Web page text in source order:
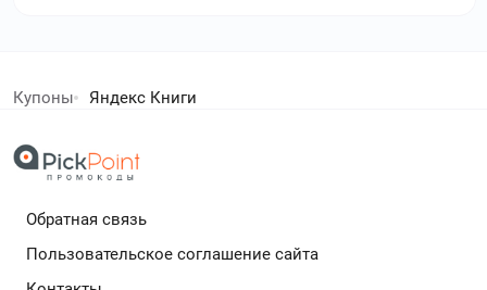
любимых брендах и новинках индустрии красоты.
Купоны Яндекс Книги
Обратная связь
Пользовательское соглашение сайта